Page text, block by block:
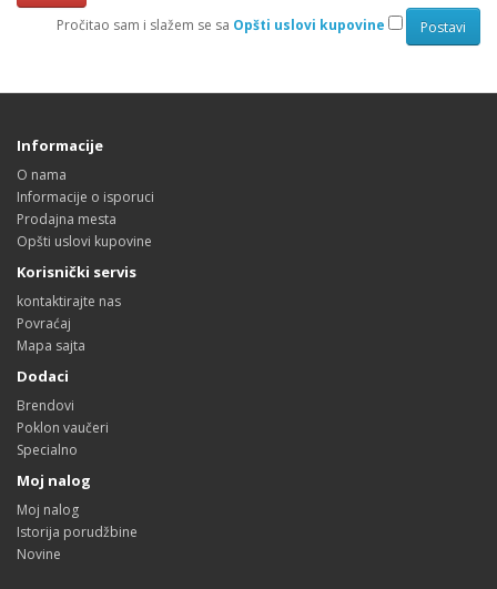
Pročitao sam i slažem se sa Opšti uslovi kupovine
Informacije
O nama
Informacije o isporuci
Prodajna mesta
Opšti uslovi kupovine
Korisnički servis
kontaktirajte nas
Povraćaj
Mapa sajta
Dodaci
Brendovi
Poklon vaučeri
Specialno
Moj nalog
Moj nalog
Istorija porudžbine
Novine